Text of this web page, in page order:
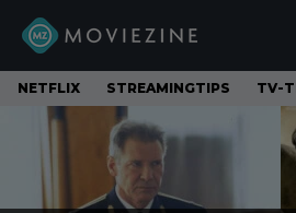
NETFLIX STREAMINGTIPS TV-